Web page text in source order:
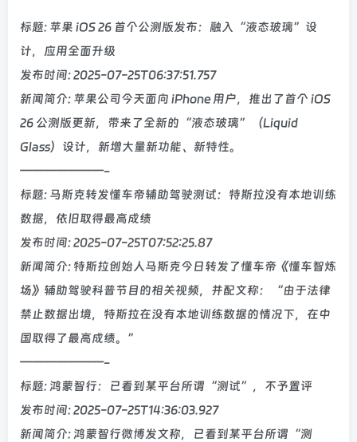
标题: 苹果 iOS 26 首个公测版发布：融入“液态玻璃”设
计，应用全面升级
发布时间: 2025-07-25T06:37:51.757
新闻简介: 苹果公司今天面向 iPhone 用户，推出了首个 iOS
26 公测版更新，带来了全新的“液态玻璃”（Liquid
Glass）设计，新增大量新功能、新特性。
———————-
标题: 马斯克转发懂车帝辅助驾驶测试：特斯拉没有本地训练
数据，依旧取得最高成绩
发布时间: 2025-07-25T07:52:25.87
新闻简介: 特斯拉创始人马斯克今日转发了懂车帝《懂车智炼
场》辅助驾驶科普节目的相关视频，并配文称：“由于法律
禁止数据出境，特斯拉在没有本地训练数据的情况下，在中
国取得了最高成绩。”
———————-
标题: 鸿蒙智行：已看到某平台所谓“测试”，不予置评
发布时间: 2025-07-25T14:36:03.927
新闻简介: 鸿蒙智行微博发文称，已看到某平台所谓“测